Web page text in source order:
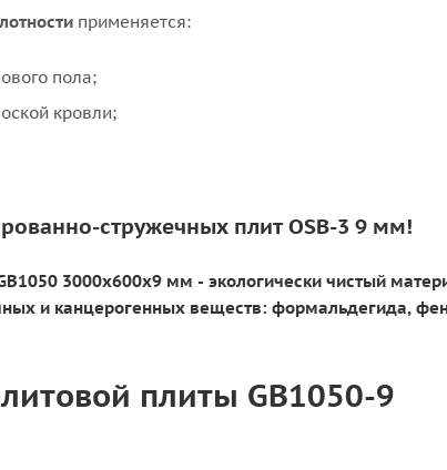
применяется:
пола;
кровли;
стружечных плит OSB-3 9 мм!
3000х600x9 мм - экологически чистый
и канцерогенных веществ: формальдегида,
плиты GB1050-9